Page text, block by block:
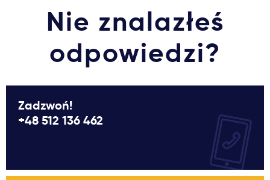
Nie znalazłeś
odpowiedzi?
Zadzwoń!
+48 512 136 462